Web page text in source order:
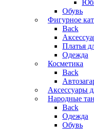
Обувь
Фигурное
Back
Платья
Одежда
Косметика
Back
Аксессуары
Народные
Back
Одежда
Обувь